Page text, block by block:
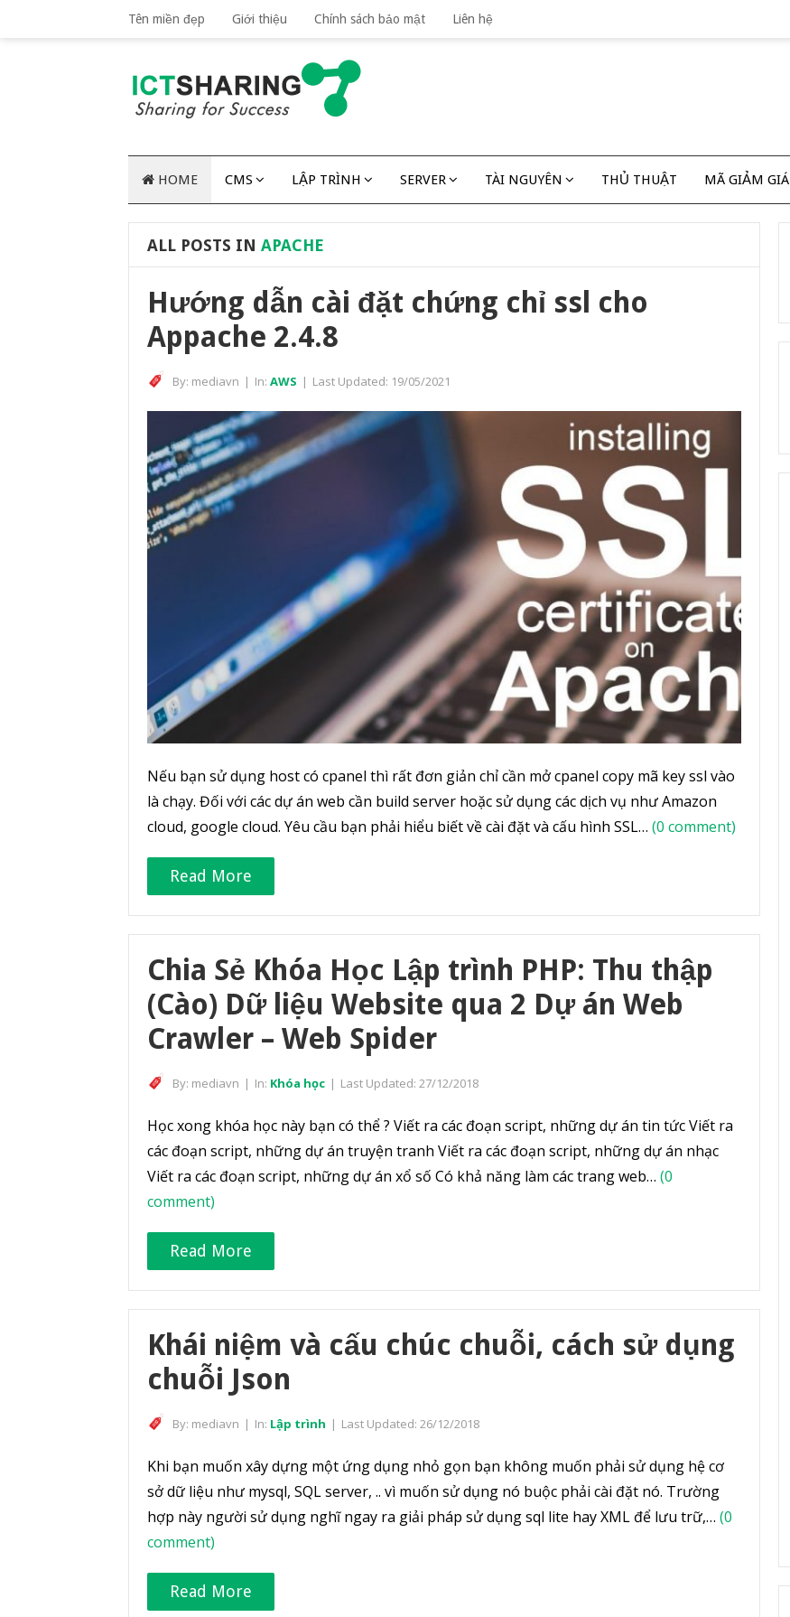
Tên miền đẹp Giới thiệu Chính sách bảo mật Liên hệ
HOME CMS LẬP TRÌNH SERVER TÀI NGUYÊN THỦ THUẬT MÃ GIẢM GIÁ
ALL POSTS IN APACHE
Hướng dẫn cài đặt chứng chỉ ssl cho
Appache 2.4.8
By: mediavn | In: AWS | Last Updated: 19/05/2021
Nếu bạn sử dụng host có cpanel thì rất đơn giản chỉ cần mở cpanel copy mã key ssl vào
là chạy. Đối với các dự án web cần build server hoặc sử dụng các dịch vụ như Amazon
cloud, google cloud. Yêu cầu bạn phải hiểu biết về cài đặt và cấu hình SSL… (0 comment)
Read More
Chia Sẻ Khóa Học Lập trình PHP: Thu thập
(Cào) Dữ liệu Website qua 2 Dự án Web
Crawler – Web Spider
By: mediavn | In: Khóa học | Last Updated: 27/12/2018
Học xong khóa học này bạn có thể ? Viết ra các đoạn script, những dự án tin tức Viết ra
các đoạn script, những dự án truyện tranh Viết ra các đoạn script, những dự án nhạc
Viết ra các đoạn script, những dự án xổ số Có khả năng làm các trang web… (0
comment)
Read More
Khái niệm và cấu chúc chuỗi, cách sử dụng
chuỗi Json
By: mediavn | In: Lập trình | Last Updated: 26/12/2018
Khi bạn muốn xây dựng một ứng dụng nhỏ gọn bạn không muốn phải sử dụng hệ cơ
sở dữ liệu như mysql, SQL server, .. vì muốn sử dụng nó buộc phải cài đặt nó. Trường
hợp này người sử dụng nghĩ ngay ra giải pháp sử dụng sql lite hay XML để lưu trữ,… (0
comment)
Read More